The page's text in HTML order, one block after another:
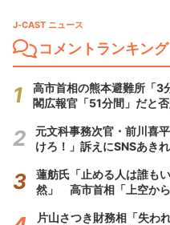
J-CAST ニュース
コメントランキング
高市首相の熊本避難所「
閣広報官「51分間」だと
元文科事務次官・前川喜
けろ！」訴えにSNSあき
蓮舫氏「止める人は誰も
然」 高市首相「上空か
片山さつき財務相「失わ